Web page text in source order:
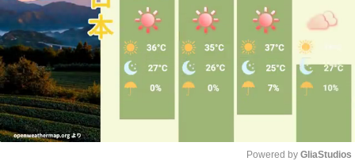
Powered by GliaStudios